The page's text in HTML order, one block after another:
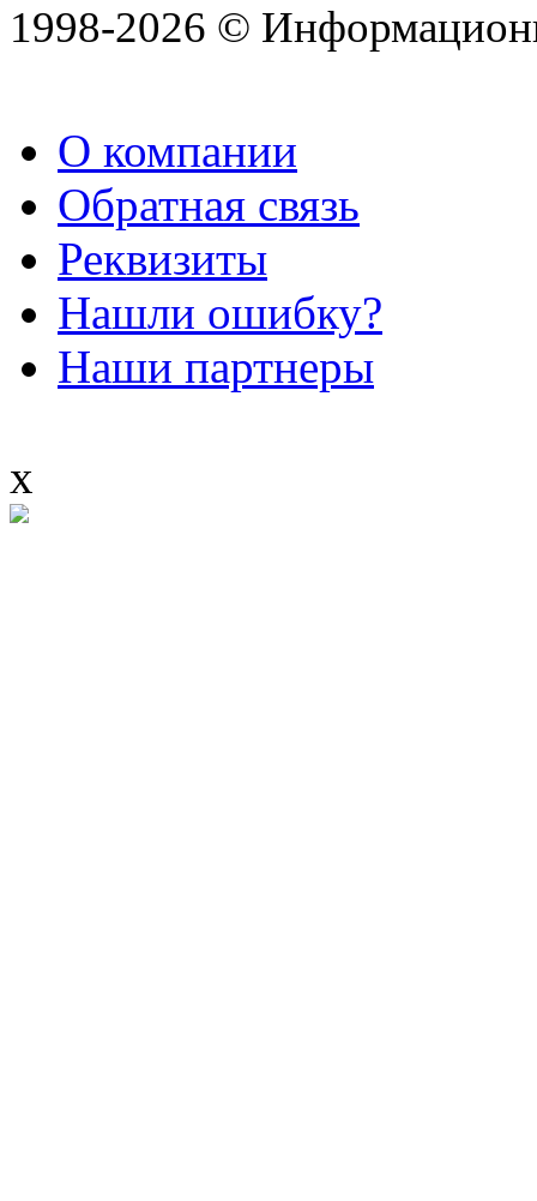
1998-2026 ©
О компании
Обратная связь
Реквизиты
Нашли ошибку?
Наши партнеры
x